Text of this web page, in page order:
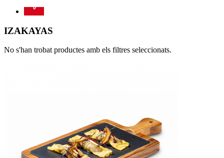
IZAKAYAS
No s'han trobat productes amb els filtres seleccionats.